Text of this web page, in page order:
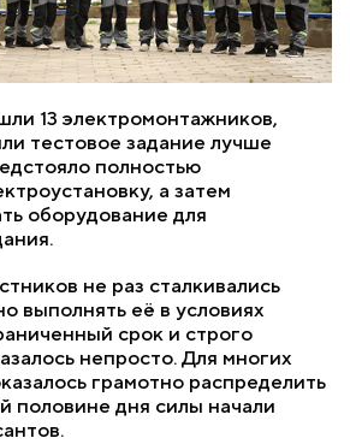
13 электромонтажников,
тестовое задание лучше
полностью
а затем
оборудование для
не раз сталкивались
выполнять её в условиях
срок и строго
непросто. Для многих
грамотно распределить
половине дня силы начали